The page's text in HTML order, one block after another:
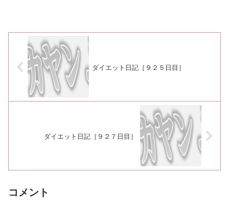
ダイエット日記［９２５日目］
ダイエット日記［９２７日目］
コメント